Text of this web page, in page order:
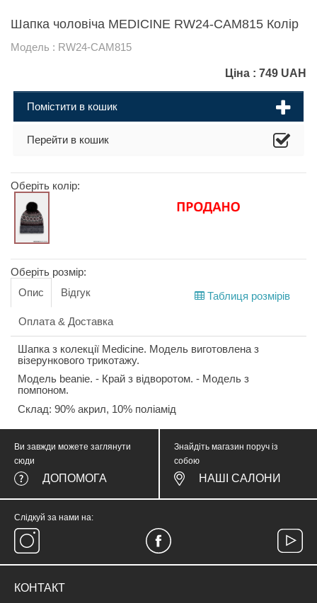
Шапка чоловіча MEDICINE RW24-CAM815 Колір
Модель : RW24-CAM815
Ціна : 749 UAH
Помістити в кошик
Перейти в кошик
Оберіть колір:
Оберіть розмір:
Таблиця розмірів
Опис Відгук
Оплата & Доставка
Шапка з колекції Medicine. Модель виготовлена з
візерункового трикотажу.
Модель beanie. - Край з відворотом. - Модель з
помпоном.
Склад: 90% акрил, 10% поліамід
Ви завжди можете заглянути
сюди
ДОПОМОГА
Знайдіть магазин поруч із
собою
НАШІ САЛОНИ
Слідкуй за нами на:
КОНТАКТ